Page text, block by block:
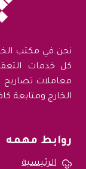
نحن في مكتب
كل خدمات
معاملات تصاريح
الخارج ومتابعة
روابط مهمه
الرئيسية